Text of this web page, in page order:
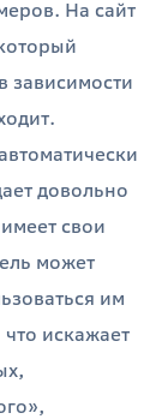
На сайт
зависимости
довольно
свои
может
им
искажает